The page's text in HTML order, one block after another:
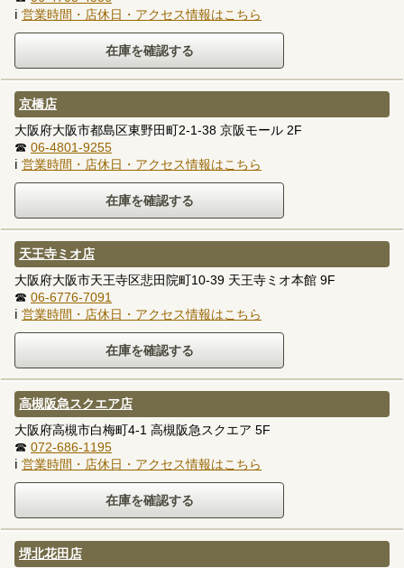
ℹ 営業時間・店休日・アクセス情報はこちら
京橋店
大阪府大阪市都島区東野田町2-1-38 京阪モール 2F
☎ 06-4801-9255
ℹ 営業時間・店休日・アクセス情報はこちら
天王寺ミオ店
大阪府大阪市天王寺区悲田院町10-39 天王寺ミオ本館 9F
☎ 06-6776-7091
ℹ 営業時間・店休日・アクセス情報はこちら
高槻阪急スクエア店
大阪府高槻市白梅町4-1 高槻阪急スクエア 5F
☎ 072-686-1195
ℹ 営業時間・店休日・アクセス情報はこちら
堺北花田店